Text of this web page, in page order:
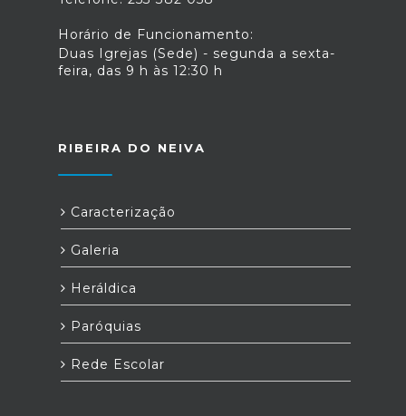
Horário de Funcionamento:
Duas Igrejas (Sede) - segunda a sexta-
feira, das 9 h às 12:30 h
RIBEIRA DO NEIVA
Caracterização
Galeria
Heráldica
Paróquias
Rede Escolar